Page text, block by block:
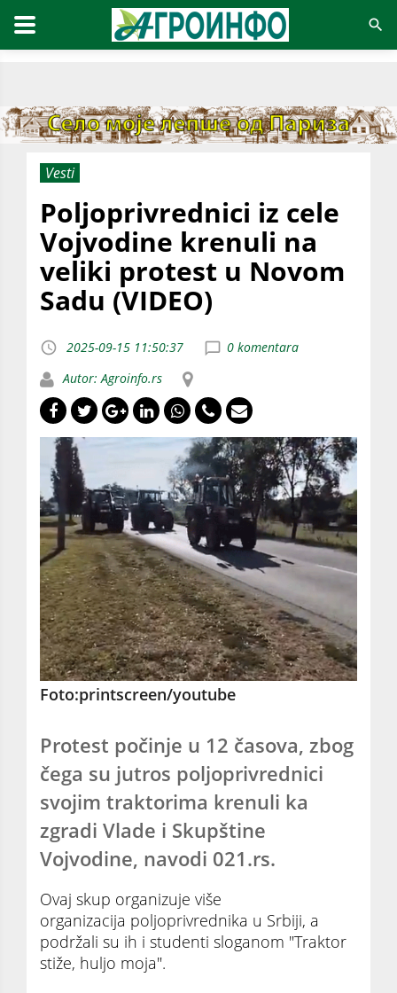
Vesti
Poljoprivrednici iz cele
Vojvodine krenuli na
veliki protest u Novom
Sadu (VIDEO)
2025-09-15 11:50:37
0 komentara
Autor: Agroinfo.rs
Foto:printscreen/youtube
Protest počinje u 12 časova, zbog
čega su jutros poljoprivrednici
svojim traktorima krenuli ka
zgradi Vlade i Skupštine
Vojvodine, navodi 021.rs.
Ovaj skup organizuje više
organizacija poljoprivrednika u Srbiji, a
podržali su ih i studenti sloganom "Traktor
stiže, huljo moja".